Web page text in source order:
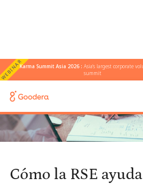
WEBINARKarma Summit Asia 2026 :Asia's largest corporate
summit
← Todos los blogs
Cómo la RSE